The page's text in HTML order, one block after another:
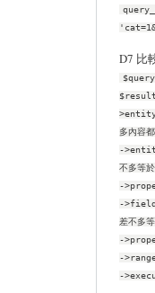
D7 比
多內容
-
不多等
-
-
差不多
-
-
-